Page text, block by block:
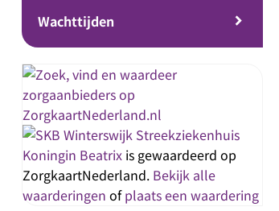
Wachttijden
Streekziekenhuis
Koningin Beatrix is gewaardeerd op
ZorgkaartNederland. Bekijk alle
waarderingen ofplaats een waardering